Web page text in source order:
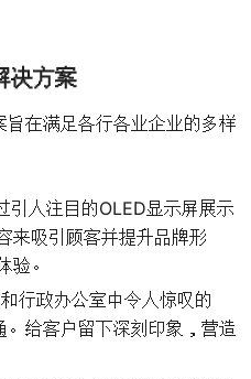
决方案
在满足各行各业企业的多样
引人注目的OLED显示屏展示
来吸引顾客并提升品牌形
验。
行政办公室中令人惊叹的
给客户留下深刻印象，营造